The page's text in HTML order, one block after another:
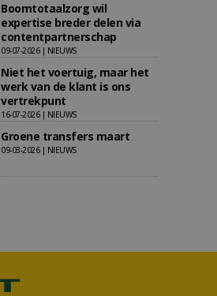
Boomtotaalzorg wil
expertise breder delen via
contentpartnerschap
09-07-2026 | NIEUWS
Niet het voertuig, maar het
werk van de klant is ons
vertrekpunt
16-07-2026 | NIEUWS
Groene transfers maart
09-03-2026 | NIEUWS